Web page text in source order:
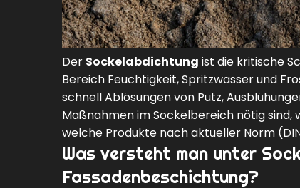
Der Sockelabdichtung ist die kritische
Bereich Feuchtigkeit, Spritzwasser und
schnell Ablösungen von Putz,
Maßnahmen im Sockelbereich nötig sind,
welche Produkte nach aktueller Norm
Was versteht man unter
Fassadenbeschichtung?